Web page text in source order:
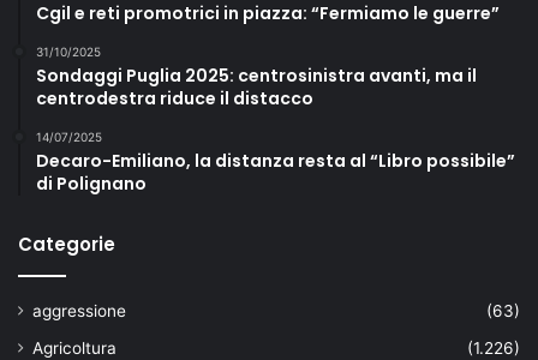
Cgil e reti promotrici in piazza: “Fermiamo le guerre”
31/10/2025
Sondaggi Puglia 2025: centrosinistra avanti, ma il
centrodestra riduce il distacco
14/07/2025
Decaro-Emiliano, la distanza resta al “Libro possibile”
di Polignano
Categorie
aggressione
(63)
Agricoltura
(1.226)